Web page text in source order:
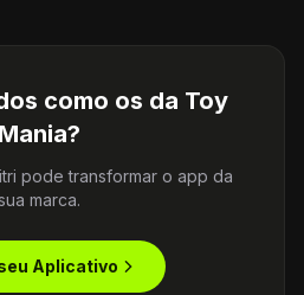
como os da Toy
Mania?
pode transformar o app da
marca.
Aplicativo